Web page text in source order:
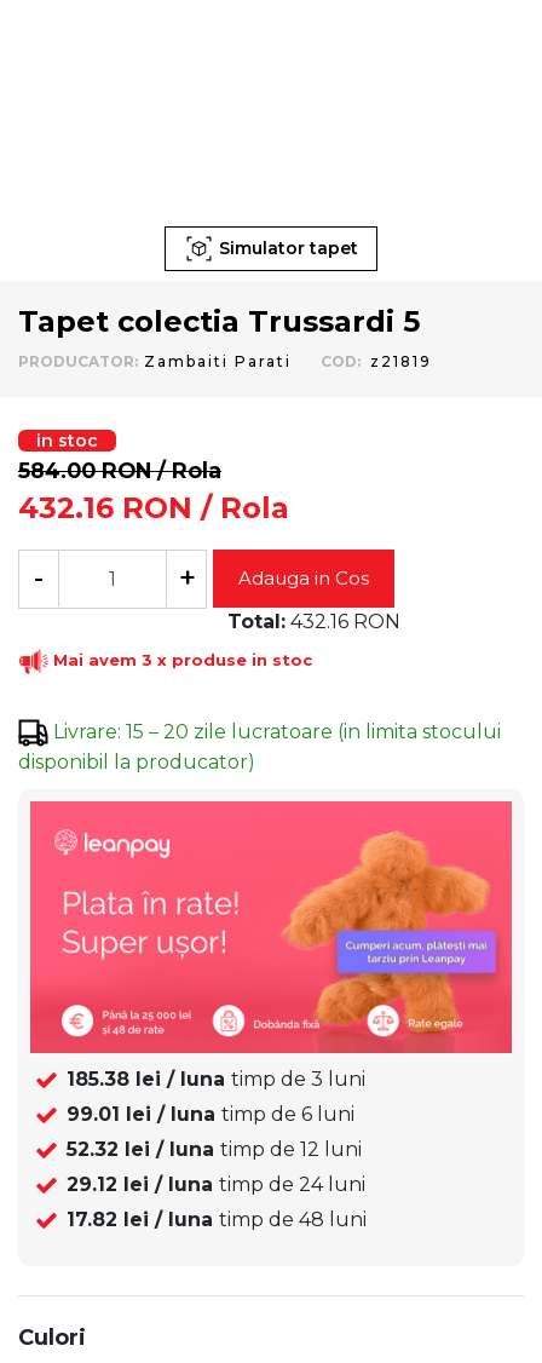
Simulator tapet
Tapet colectia Trussardi 5
PRODUCATOR: Zambaiti Parati COD: z21819
in stoc
584.00 RON / Rola
432.16 RON / Rola
- +
Adauga in Cos
Total: 432.16 RON
Mai avem 3 x produse in stoc
Livrare: 15 – 20 zile lucratoare (in limita stocului
disponibil la producator)
185.38 lei / luna timp de 3 luni
99.01
lei / luna timp de 6 luni
52.32 lei / luna timp de 12 luni
29.12 lei / luna timp de 24luni
17.82 lei / luna timp de 48 luni
Culori